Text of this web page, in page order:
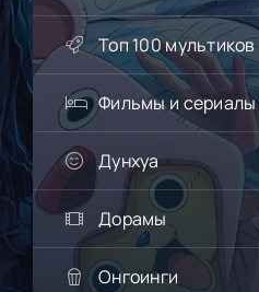
Топ 100 мультиков
Фильмы и сериалы
Дунхуа
Дорамы
Онгоинги